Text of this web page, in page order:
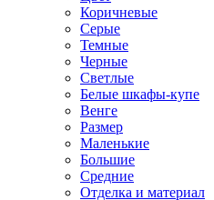
Коричневые
Серые
Темные
Черные
Светлые
Белые шкафы-купе
Венге
Размер
Маленькие
Большие
Средние
Отделка и материал